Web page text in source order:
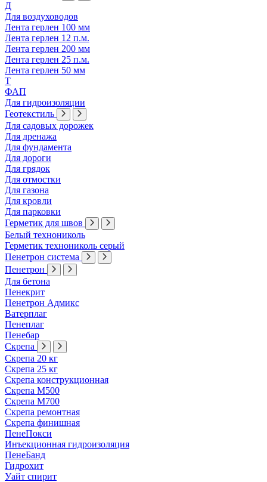
Д
Для воздуховодов
Лента герлен 100 мм
Лента герлен 12 п.м.
Лента герлен 200 мм
Лента герлен 25 п.м.
Лента герлен 50 мм
Т
ФАП
Для гидроизоляции
Геотекстиль
Для садовых дорожек
Для дренажа
Для фундамента
Для дороги
Для грядок
Для отмостки
Для газона
Для кровли
Для парковки
Герметик для швов
Белый технониколь
Герметик технониколь серый
Пенетрон система
Пенетрон
Для бетона
Пенекрит
Пенетрон Адмикс
Ватерплаг
Пенеплаг
Пенебар
Скрепа
Скрепа 20 кг
Скрепа 25 кг
Скрепа конструкционная
Скрепа М500
Скрепа М700
Скрепа ремонтная
Скрепа финишная
ПенеПокси
Инъекционная гидроизоляция
ПенеБанд
Гидрохит
Уайт спирит